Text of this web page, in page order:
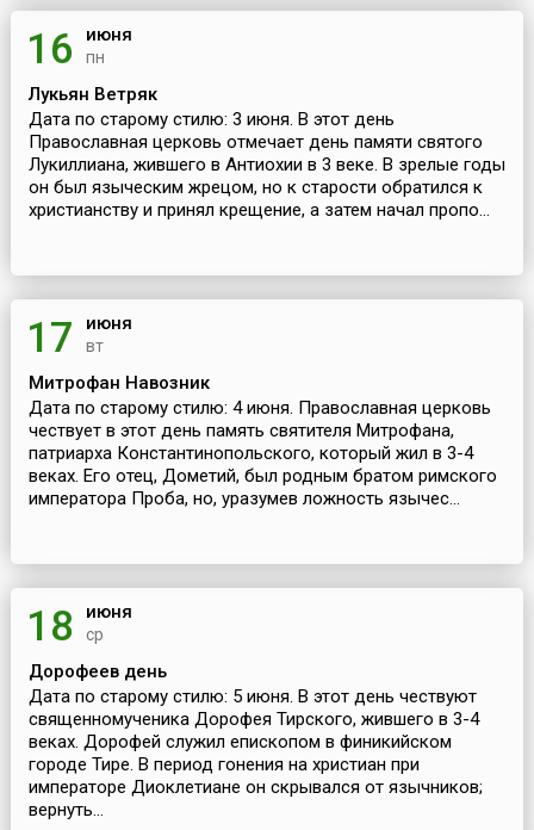
16 июня
пн
Лукьян Ветряк
Дата по старому стилю: 3 июня. В этот день
Православная церковь отмечает день памяти святого
Лукиллиана, жившего в Антиохии в 3 веке. В зрелые годы
он был языческим жрецом, но к старости обратился к
христианству и принял крещение, а затем начал пропо...
17 июня
вт
Митрофан Навозник
Дата по старому стилю: 4 июня. Православная церковь
чествует в этот день память святителя Митрофана,
патриарха Константинопольского, который жил в 3-4
веках. Его отец, Дометий, был родным братом римского
императора Проба, но, уразумев ложность язычес...
18 июня
ср
Дорофеев день
Дата по старому стилю: 5 июня. В этот день чествуют
священномученика Дорофея Тирского, жившего в 3-4
веках. Дорофей служил епископом в финикийском
городе Тире. В период гонения на христиан при
императоре Диоклетиане он скрывался от язычников;
вернуть...